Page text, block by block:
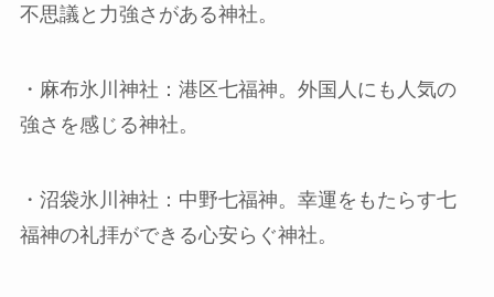
不思議と力強さがある神社。
・麻布氷川神社：港区七福神。外国人にも人気の
強さを感じる神社。
・沼袋氷川神社：中野七福神。幸運をもたらす七
福神の礼拝ができる心安らぐ神社。